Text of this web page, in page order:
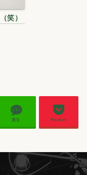
笑）
送る Pocket